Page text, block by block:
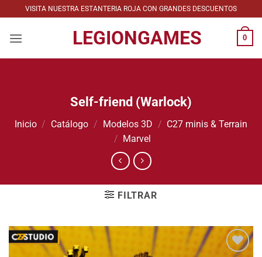
al
contenido
VISITA NUESTRA ESTANTERIA ROJA CON GRANDES DESCUENTOS
LEGIONGAMES 0
Self-friend (Warlock)
Inicio / Catálogo / Modelos 3D / C27 minis & Terrain
/ Marvel
FILTRAR